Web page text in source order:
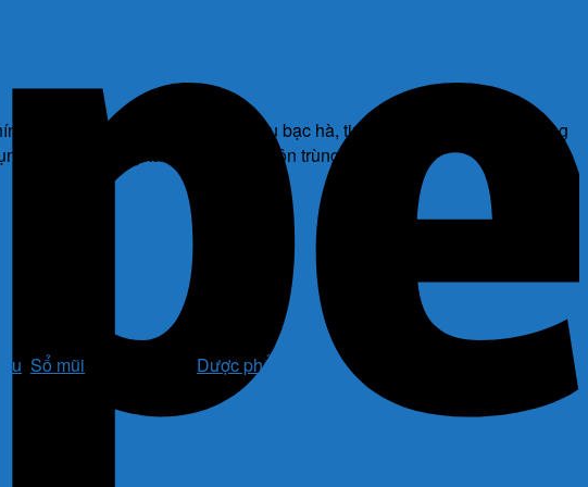
gồm long não, menthol, tinh dầu bạc hà, tinh dầu tràm, tinh dầu hương
buồn nôn, say tàu xe, muỗi và côn trùng đốt.
Sổ mũi Dược phẩm TW3